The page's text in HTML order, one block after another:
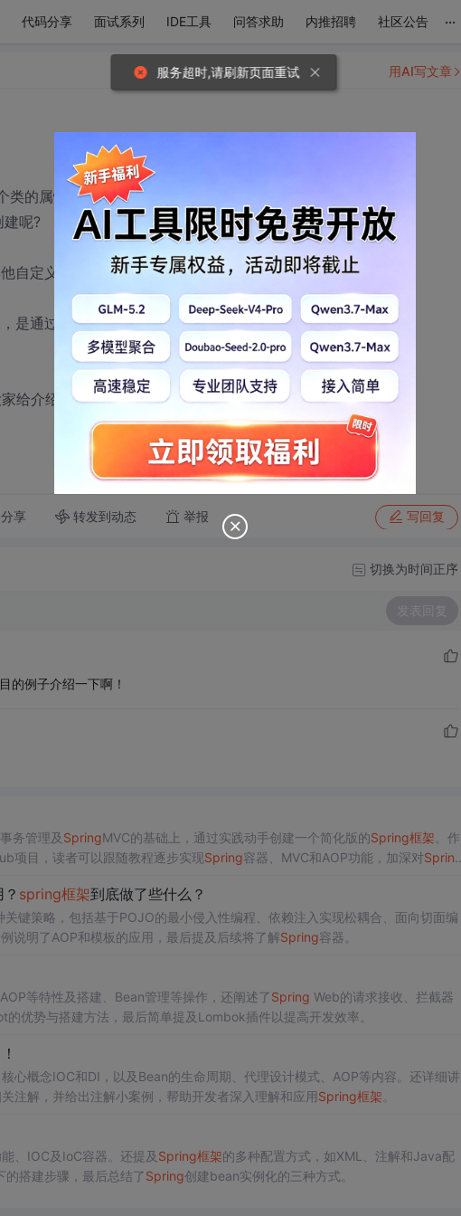
代码分享 面试系列 IDE工具 问答求助 内推招聘 社区公告 ...
的属性都用注入方式吧.
呢?
自定义的对象都使用注入的方式。
是通过注入的。
给介绍下，谢谢各位。！
分享 转发到动态 举报 写回复
用AI写文章
切换为时间正序
发表回复
的例子介绍一下啊！
务管理及 SpringMVC的基础上，通过实践动手创建一个简化版的Spring框架 。作
项目，读者可以跟随教程逐步实现Spring容器、MVC和AOP功能，加深对Spring
spring框架到底做了些什么？
键策略，包括基于POJO的最小侵入性编程、依赖注入实现松耦合、面向切面编
说明了AOP和模板的应用，最后提及后续将了解Spring容器。
等特性及搭建、Bean管理等操作，还阐述了Spring Web的请求接收、拦截器
的优势与搭建方法，最后简单提及Lombok插件以提高开发效率。
核心概念IOC和DI，以及Bean的生命周期、代理设计模式、AOP等内容。还详细讲
注解，并给出注解小案例，帮助开发者深入理解和应用Spring框架
、IOC及IoC容器。还提及 Spring框架的多种配置方式，如XML、注解和Java配
搭建步骤，最后总结了Spring创建bean实例化的三种方式。
服务超时,请刷新页面重试